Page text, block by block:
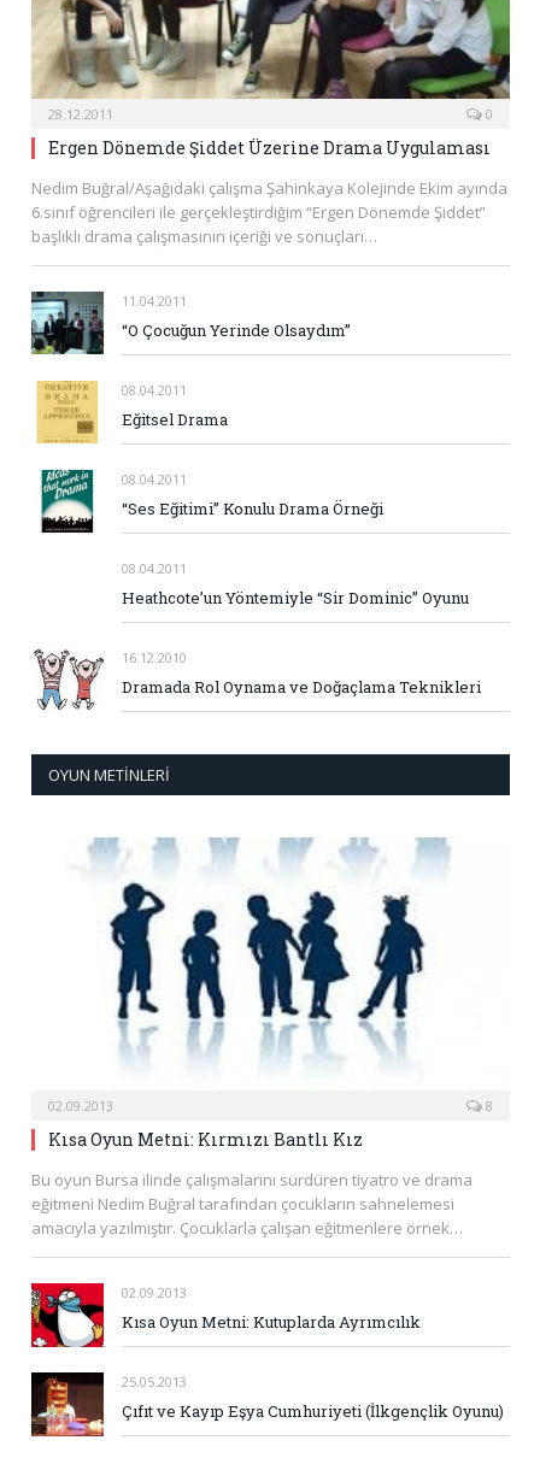
28.12.2011 0
Ergen Dönemde Şiddet Üzerine Drama Uygulaması
Nedim Buğral/Aşağıdaki çalışma Şahinkaya Kolejinde Ekim ayında
6.sınıf öğrencileri ile gerçekleştirdiğim “Ergen Dönemde Şiddet”
başlıklı drama çalışmasının içeriği ve sonuçları…
11.04.2011
“O Çocuğun Yerinde Olsaydım”
08.04.2011
Eğitsel Drama
08.04.2011
“Ses Eğitimi” Konulu Drama Örneği
08.04.2011
Heathcote’un Yöntemiyle “Sir Dominic” Oyunu
16.12.2010
Dramada Rol Oynama ve Doğaçlama Teknikleri
OYUN METINLERI
02.09.2013 8
Kısa Oyun Metni: Kırmızı Bantlı Kız
Bu oyun Bursa ilinde çalışmalarını sürdüren tiyatro ve drama
eğitmeni Nedim Buğral tarafından çocukların sahnelemesi
amacıyla yazılmıştır. Çocuklarla çalışan eğitmenlere örnek…
02.09.2013
Kısa Oyun Metni: Kutuplarda Ayrımcılık
25.05.2013
Çıfıt ve Kayıp Eşya Cumhuriyeti (İlkgençlik Oyunu)